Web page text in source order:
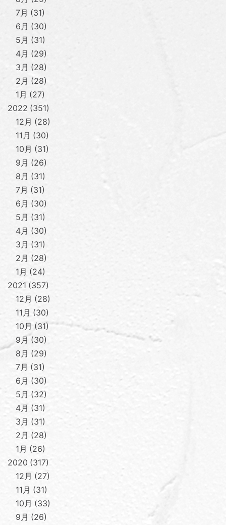
7月
31
6月
30
5月
31
4月
29
3月
28
2月
28
1月
27
2022 351
12月
28
11月
30
10月
31
9月
26
8月
31
7月
31
6月
30
5月
31
4月
30
3月
31
2月
28
1月
24
2021 357
12月
28
11月
30
10月
31
9月
30
8月
29
7月
31
6月
30
5月
32
4月
31
3月
31
2月
28
1月
26
2020 317
12月
27
11月
31
10月
33
9月
26